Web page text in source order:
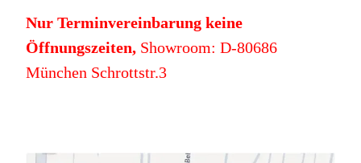
Nur Terminvereinbarung keine
Öffnungszeiten,Showroom: D-80686
München Schrottstr.3